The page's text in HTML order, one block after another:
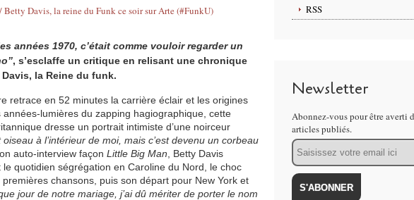
années 1970, c’était comme vouloir regarder un
, s’esclaffe un critique en relisant une chronique
la Reine du funk.
retrace en 52 minutes la carrière éclair et les origines
lumières du zapping hagiographique, cette
dresse un portrait intimiste d’une noirceur
à l’intérieur de moi, mais c’est devenu un corbeau
auto-interview façon Little Big Man , Betty Davis
quotidien ségrégation en Caroline du Nord, le choc
chansons, puis son départ pour New York et
jour de notre mariage, j’ai dû mériter de porter le nom
RSS
Newsletter
Abonnez-vous pour être averti
articles publiés.
Email